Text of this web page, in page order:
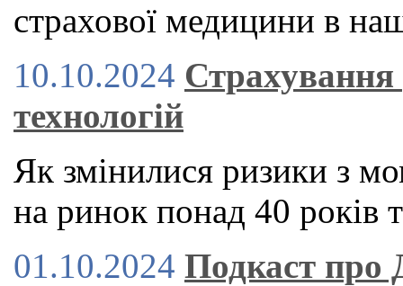
страхової медицини в
10.10.2024
технологій
Як змінилися ризики з
на ринок понад 40 років
01.10.2024 Подкаст про